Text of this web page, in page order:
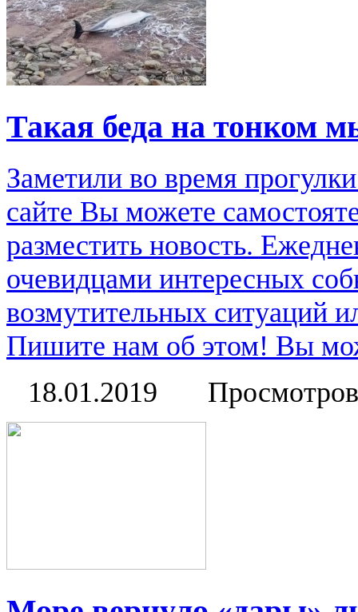
Такая беда на тонком
Заметили во время
сайте Вы можете
разместить новость.
очевидцами интересных
возмутительных ситуаций
Пишите нам об этом! Вы
18.01.2019